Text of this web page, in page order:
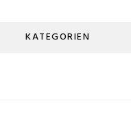
KATEGORIEN